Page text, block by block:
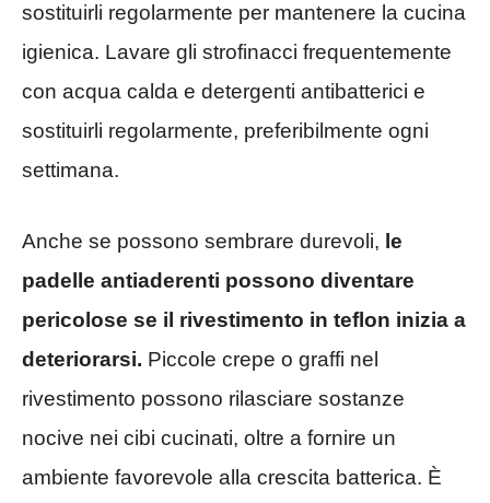
sostituirli regolarmente per mantenere la cucina
igienica. Lavare gli strofinacci frequentemente
con acqua calda e detergenti antibatterici e
sostituirli regolarmente, preferibilmente ogni
settimana.
Anche se possono sembrare durevoli, le
padelle antiaderenti possono diventare
pericolose se il rivestimento in teflon inizia a
deteriorarsi. Piccole crepe o graffi nel
rivestimento possono rilasciare sostanze
nocive nei cibi cucinati, oltre a fornire un
ambiente favorevole alla crescita batterica. È